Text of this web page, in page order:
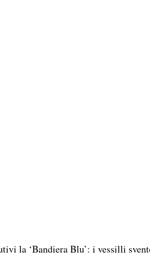
la ‘Bandiera Blu’: i vessilli